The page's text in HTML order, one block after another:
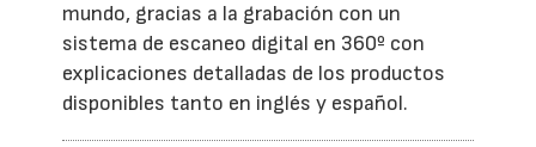
mundo, gracias a la grabación con un
sistema de escaneo digital en 360º con
explicaciones detalladas de los productos
disponibles tanto en inglés y español.